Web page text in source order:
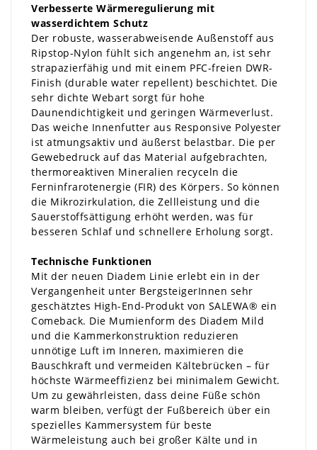
Verbesserte Wärmeregulierung mit
wasserdichtem Schutz
Der robuste, wasserabweisende Außenstoff aus
Ripstop-Nylon fühlt sich angenehm an, ist sehr
strapazierfähig und mit einem PFC-freien DWR-
Finish (durable water repellent) beschichtet. Die
sehr dichte Webart sorgt für hohe
Daunendichtigkeit und geringen Wärmeverlust.
Das weiche Innenfutter aus Responsive Polyester
ist atmungsaktiv und äußerst belastbar. Die per
Gewebedruck auf das Material aufgebrachten,
thermoreaktiven Mineralien recyceln die
Ferninfrarotenergie (FIR) des Körpers. So können
die Mikrozirkulation, die Zellleistung und die
Sauerstoffsättigung erhöht werden, was für
besseren Schlaf und schnellere Erholung sorgt.
Technische Funktionen
Mit der neuen Diadem Linie erlebt ein in der
Vergangenheit unter BergsteigerInnen sehr
geschätztes High-End-Produkt von SALEWA® ein
Comeback. Die Mumienform des Diadem Mild
und die Kammerkonstruktion reduzieren
unnötige Luft im Inneren, maximieren die
Bauschkraft und vermeiden Kältebrücken – für
höchste Wärmeeffizienz bei minimalem Gewicht.
Um zu gewährleisten, dass deine Füße schön
warm bleiben, verfügt der Fußbereich über ein
spezielles Kammersystem für beste
Wärmeleistung auch bei großer Kälte und in